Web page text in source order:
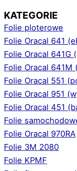
KATEGORIE
Folie ploterowe
Folie Oracal 641
Folie Oracal 641G
Folie Oracal 641M
Folie Oracal 551
Folie Oracal 951
Folie Oracal 451
Folie
Folie Oracal 970RA
Folie 3M 2080
Folie KPMF